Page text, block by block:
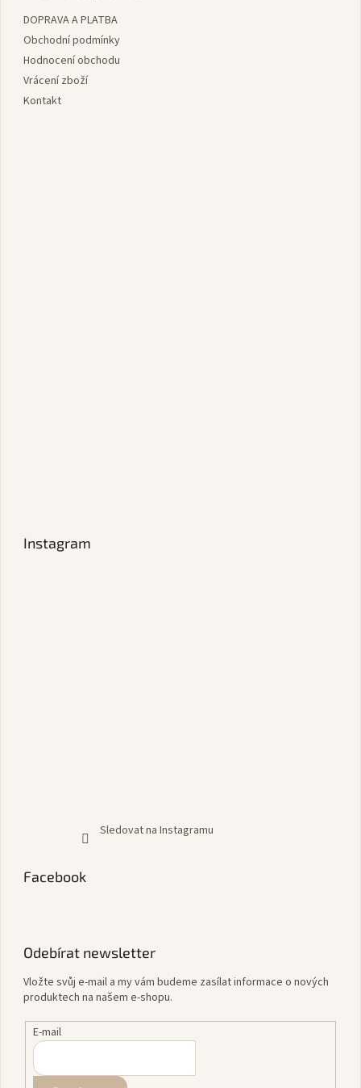
DOPRAVA A PLATBA
Obchodní podmínky
Hodnocení obchodu
Vrácení zboží
Kontakt
Instagram
Sledovat na Instagramu
Facebook
Odebírat newsletter
Vložte svůj e-mail a my vám budeme zasílat informace o nových
produktech na našem e-shopu.
E-mail